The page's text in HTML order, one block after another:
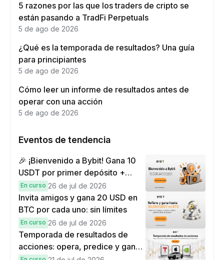
5 razones por las que los traders de cripto se
están pasando a TradFi Perpetuals
5 de ago de 2026
¿Qué es la temporada de resultados? Una guía
para principiantes
5 de ago de 2026
Cómo leer un informe de resultados antes de
operar con una acción
5 de ago de 2026
Eventos de tendencia
🎉 ¡Bienvenido a Bybit! Gana 10
USDT por primer depósito +
hasta 9,999 USDT en
recompensas
En curso 26 de jul de 2026
Invita amigos y gana 20 USD en
BTC por cada uno: sin límites
En curso 26 de jul de 2026
Temporada de resultados de
acciones: opera, predice y gana